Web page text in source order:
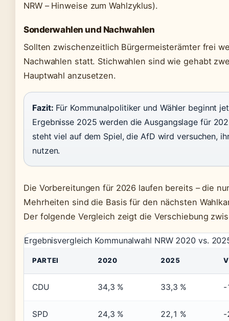
NRW – Hinweise zum Wahlzyklus).
Sonderwahlen und Nachwahlen
Sollten zwischenzeitlich Bürgermeisterämter frei
Nachwahlen statt. Stichwahlen sind wie gehabt
Hauptwahl anzusetzen.
Fazit: Für Kommunalpolitiker und Wähler beginnt
Ergebnisse 2025 werden die Ausgangslage für
steht viel auf dem Spiel, die AfD wird versuchen,
nutzen.
Die Vorbereitungen für 2026 laufen bereits – die
Mehrheiten sind die Basis für den nächsten
Der folgende Vergleich zeigt die Verschiebung
Ergebnisvergleich Kommunalwahl NRW 2020 vs.
PARTEI 2020 2025
CDU 34,3 % 33,3 % -
SPD 24,3 % 22,1 % -